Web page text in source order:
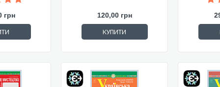
грн 120,00 грн
КУПИТИ